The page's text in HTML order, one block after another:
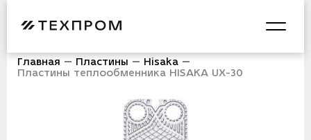
Главная Пластины
Hisaka
Пластины теплообменника HISAKA UX-30